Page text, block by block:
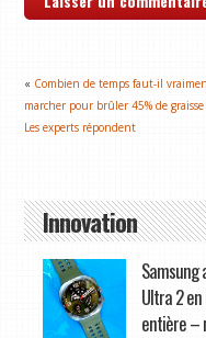
« Combien de temps faut-il
marcher pour brûler 45% de graisse
Les experts répondent
Innovation
Samsung
Ultra 2
entière –